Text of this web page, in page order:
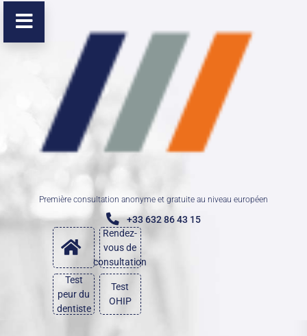
Première consultation anonyme et gratuite au niveau européen
+33 632 86 43 15
Rendez-
vous de
consultation
Test
peur du
dentiste
Test
OHIP